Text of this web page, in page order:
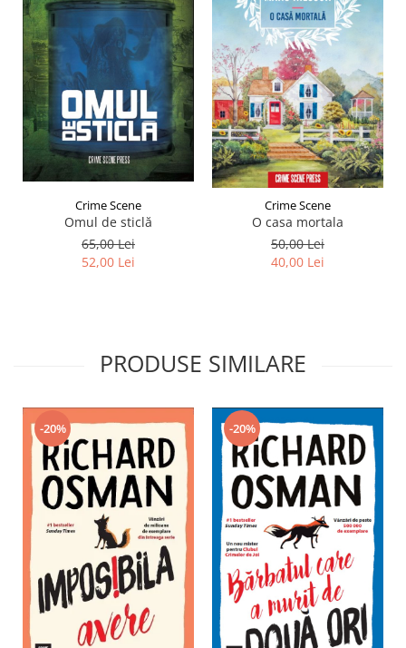
Crime Scene
Omul de sticlă
65,00 Lei
52,00 Lei
Crime Scene
O casa mortala
50,00 Lei
40,00 Lei
PRODUSE SIMILARE
-20% -20%